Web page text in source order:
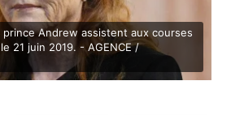
prince Andrew assistent aux courses
21 juin 2019. - AGENCE /